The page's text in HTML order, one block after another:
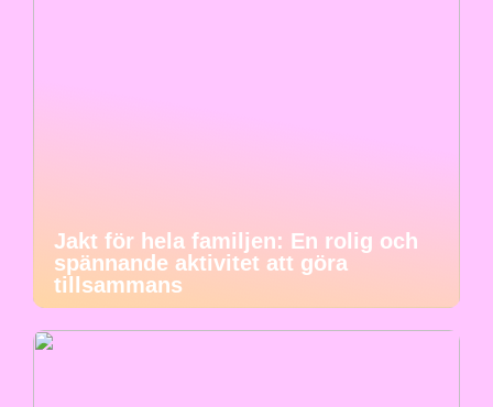
Jakt för hela familjen: En rolig och
spännande aktivitet att göra
tillsammans